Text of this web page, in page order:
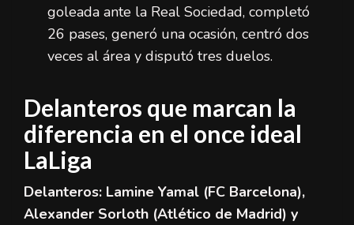
goleada ante la Real Sociedad, completó
26 pases, generó una ocasión, centró dos
veces al área y disputó tres duelos.
Delanteros que marcan la
diferencia en el once ideal
LaLiga
Delanteros: Lamine Yamal (FC Barcelona),
Alexander Sorloth (Atlético de Madrid) y